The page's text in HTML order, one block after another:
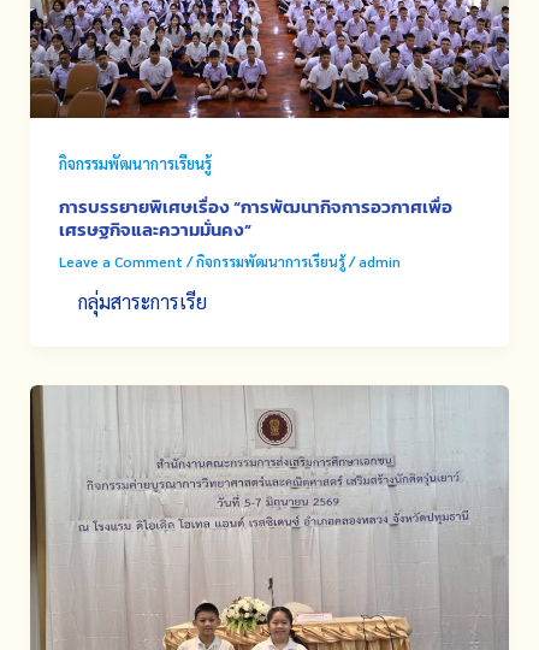
กิจกรรมพัฒนาการเรียนรู้
การบรรยายพิเศษเรื่อง “การพัฒนากิจการอวกาศเพื่อ
เศรษฐกิจและความมั่นคง”
Leave a Comment /กิจกรรมพัฒนาการเรียนรู้/admin
กลุ่มสาระการเรีย